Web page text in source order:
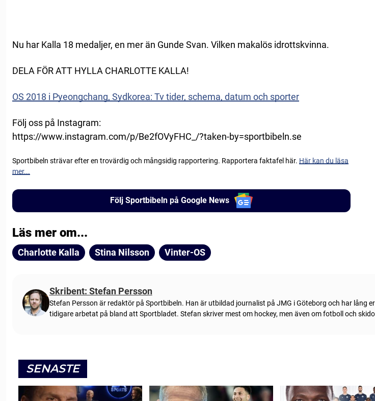
Nu har Kalla 18 medaljer, en mer än Gunde Svan. Vilken makalös idrottskvinna.
DELA FÖR ATT HYLLA CHARLOTTE KALLA!
OS 2018 i Pyeongchang, Sydkorea: Tv tider, schema, datum och sporter
Följ oss på Instagram:
https://www.instagram.com/p/Be2fOVyFHC_/?taken-by=sportbibeln.se
Sportbibeln strävar efter en trovärdig och mångsidig rapportering. Rapportera faktafel här. Här kan du läsa
mer...
Följ Sportbibeln på Google News
Läs mer om...
Charlotte Kalla Stina Nilsson Vinter-OS
Skribent: Stefan Persson
Stefan Persson är redaktör på Sportbibeln. Han är utbildad journalist på JMG i Göteborg och har lång
tidigare arbetat på bland att Sportbladet. Stefan skriver mest om hockey, men även om fotboll och
SENASTE